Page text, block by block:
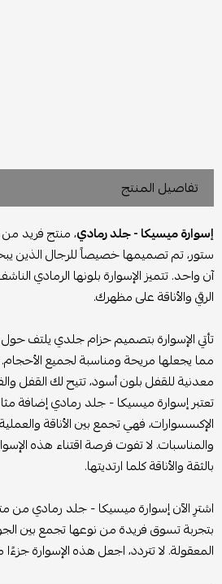
تفاصيل المنتج
إسوارة ميسيكا - جلد رمادي، منتج فريد
ستور، تم تصميمها خصيصاً للرجال الذين
آن واحد. تتميز الإسوارة بلونها الرمادي
الرقي والأناقة على مظهرك.
تأتي الإسوارة بتصميم حزام جلدي يلتف حول
مما يجعلها مريحة ومناسبة لجميع
معدنية للقفل بلون أسود، تتيح لك القفل
تعتبر إسوارة ميسيكا - جلد رمادي إضافة
الإكسسوارات، فهي تجمع بين الأناقة
والمناسبات. لا تفوت فرصة اقتناء هذه
بالثقة والأناقة كلما ارتديتها.
اشترِ الآن إسوارة ميسيكا - جلد رمادي من
بتجربة تسوق فريدة من نوعها تجمع بين
المعقولة. لا تتردد، اجعل هذه الإسوارة